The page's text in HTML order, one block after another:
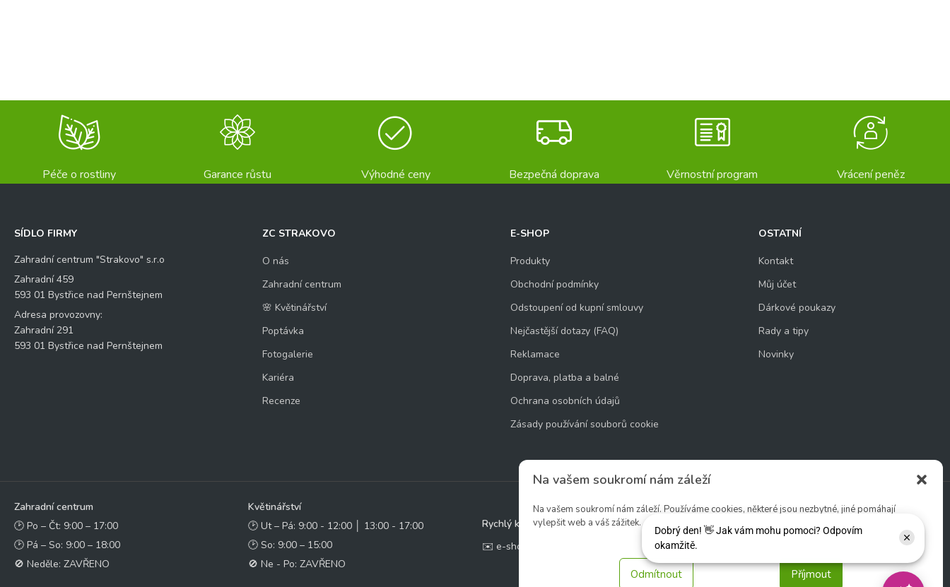
Na vašem soukromí nám záleží
Na vašem soukromí nám záleží. Používáme cookies, některé jsou nezbytné, jiné pomáhají
vylepšit web a váš zážitek.
Příjmout
Odmítnout
Péče o rostliny Garance růstu Výhodné ceny Bezpečná doprava Věrnostní program Vrácení peněz
SÍDLO FIRMY
Zahradní centrum "Strakovo" s.r.o
Zahradní 459
593 01 Bystřice nad Pernštejnem
Adresa provozovny:
Zahradní 291
593 01 Bystřice nad Pernštejnem
ZC STRAKOVO
O nás
Zahradní centrum
🌸 Květinářství
Poptávka
Fotogalerie
Kariéra
Recenze
E-SHOP
Produkty
Obchodní podmínky
Odstoupení od kupní smlouvy
Nejčastější dotazy (FAQ)
Reklamace
Doprava, platba a balné
Ochrana osobních údajů
Zásady používání souborů cookie
OSTATNÍ
Kontakt
Můj účet
Dárkové poukazy
Rady a tipy
Novinky
Zahradní centrum
🕑 Po – Čt: 9:00 – 17:00
🕑 Pá – So: 9:00 – 18:00
🚫 Neděle: ZAVŘENO
Květinářství
🕑 Ut – Pá: 9:00 - 12:00 │ 13:00 - 17:00
🕑 So: 9:00 – 15:00
🚫 Ne - Po: ZAVŘENO
Rychlý kontakt:
✉️ e-shop@zcstrakovo.cz
Sledujte nás: